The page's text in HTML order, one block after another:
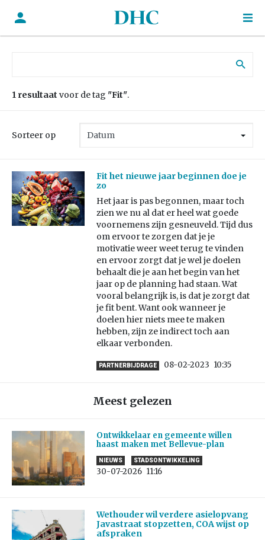
1 resultaat voor de tag "Fit".
Sorteer op
Fit het nieuwe jaar beginnen doe je
zo
Het jaar is pas begonnen, maar toch
zien we nu al dat er heel wat goede
voornemens zijn gesneuveld. Tijd dus
om ervoor te zorgen dat je je
motivatie weer weet terug te vinden
en ervoor zorgt dat je wel je doelen
behaalt die je aan het begin van het
jaar op de planning had staan. Wat
vooral belangrijk is, is dat je zorgt dat
je fit bent. Want ook wanneer je
doelen hier niets mee te maken
hebben, zijn ze indirect toch aan
elkaar verbonden.
PARTNERBIJDRAGE 08-02-2023 10:35
Meest gelezen
Ontwikkelaar en gemeente willen
haast maken met Bellevue-plan
NIEUWS STADSONTWIKKELING
30-07-2026 11:16
Wethouder wil verdere asielopvang
Javastraat stopzetten, COA wijst op
afspraken